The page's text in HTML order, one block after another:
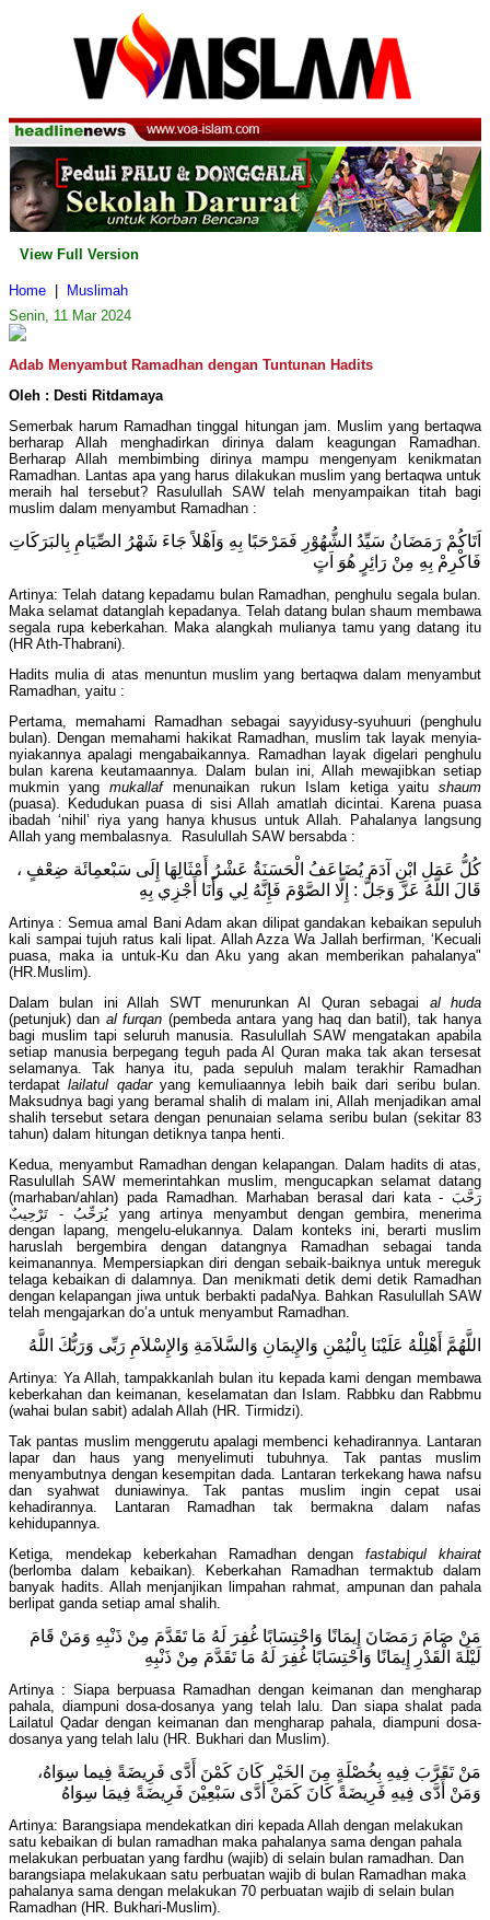
View Full Version
Home
Muslimah
Senin, 11 Mar 2024
Adab Menyambut Ramadhan dengan Tuntunan Hadits
Oleh : Desti Ritdamaya
Semerbak harum Ramadhan tinggal hitungan jam. Muslim yang bertaqwa
berharap Allah menghadirkan dirinya dalam keagungan Ramadhan.
Berharap Allah membimbing dirinya mampu mengenyam kenikmatan
Ramadhan. Lantas apa yang harus dilakukan muslim yang bertaqwa untuk
meraih hal tersebut? Rasulullah SAW telah menyampaikan titah bagi
muslim dalam menyambut Ramadhan :
اَتَاكُمْ رَمَضَانُ سَيِّدُ الشُّهُوْرِ فَمَرْحَبًا بِهِ وَاَهْلاً جَاءَ شَهْرُ الصِّيَامِ بِالبَرَكَاتِ
فَاكْرِمْ بِهِ مِنْ رَائِرٍ هُوَ اَتٍ
Artinya: Telah datang kepadamu bulan Ramadhan, penghulu segala bulan.
Maka selamat datanglah kepadanya. Telah datang bulan shaum membawa
segala rupa keberkahan. Maka alangkah mulianya tamu yang datang itu
(HR Ath-Thabrani).
Hadits mulia di atas menuntun muslim yang bertaqwa dalam menyambut
Ramadhan, yaitu :
Pertama, memahami Ramadhan sebagai sayyidusy-syuhuuri (penghulu
bulan). Dengan memahami hakikat Ramadhan, muslim tak layak menyia-
nyiakannya apalagi mengabaikannya. Ramadhan layak digelari penghulu
bulan karena keutamaannya. Dalam bulan ini, Allah mewajibkan setiap
mukmin yangmukallafmenunaikan rukun Islam ketiga yaitu shaum
(puasa). Kedudukan puasa di sisi Allah amatlah dicintai. Karena puasa
ibadah ‘nihil’ riya yang hanya khusus untuk Allah. Pahalanya langsung
Allah yang membalasnya. Rasulullah SAW bersabda :
كُلُّ عَمَلِ ابْنِ آدَمَ يُضَاعَفُ الْحَسَنَةُ عَشْرُ أَمْثَالِهَا إِلَى سَبْعمِائَة ضِعْفٍ ،
قَالَ اللَّهُ عَزَّ وَجَلَّ : إِلَّا الصَّوْمَ فَإِنَّهُ لِي وَأَنَا أَجْزِي بِهِ
Artinya : Semua amal Bani Adam akan dilipat gandakan kebaikan sepuluh
kali sampai tujuh ratus kali lipat. Allah Azza Wa Jallah berfirman, ‘Kecuali
puasa, maka ia untuk-Ku dan Aku yang akan memberikan pahalanya"
(HR.Muslim).
Dalam bulan ini Allah SWT menurunkan Al Quran sebagai al huda
(petunjuk) dan al furqan (pembeda antara yang haq dan batil), tak hanya
bagi muslim tapi seluruh manusia. Rasulullah SAW mengatakan apabila
setiap manusia berpegang teguh pada Al Quran maka tak akan tersesat
selamanya. Tak hanya itu, pada sepuluh malam terakhir Ramadhan
terdapatlailatul qadaryang kemuliaannya lebih baik dari seribu bulan.
Maksudnya bagi yang beramal shalih di malam ini, Allah menjadikan amal
shalih tersebut setara dengan penunaian selama seribu bulan (sekitar 83
tahun) dalam hitungan detiknya tanpa henti.
Kedua, menyambut Ramadhan dengan kelapangan. Dalam hadits di atas,
Rasulullah SAW memerintahkan muslim, mengucapkan selamat datang
(marhaban/ahlan) pada Ramadhan. Marhaban berasal dari kata رَحَّبَ -
يُرَحِّبُ - تَرْحِيبٌ yang artinya menyambut dengan gembira, menerima
dengan lapang, mengelu-elukannya. Dalam konteks ini, berarti muslim
haruslah bergembira dengan datangnya Ramadhan sebagai tanda
keimanannya. Mempersiapkan diri dengan sebaik-baiknya untuk mereguk
telaga kebaikan di dalamnya. Dan menikmati detik demi detik Ramadhan
dengan kelapangan jiwa untuk berbakti padaNya. Bahkan Rasulullah SAW
telah mengajarkan do’a untuk menyambut Ramadhan.
اللَّهُمَّ أَهْلِلْهُ عَلَيْنَا بِالْيُمْنِ وَالإِيمَانِ وَالسَّلاَمَةِ وَالإِسْلاَمِ رَبِّى وَرَبُّكَ اللَّهُ
Artinya: Ya Allah, tampakkanlah bulan itu kepada kami dengan membawa
keberkahan dan keimanan, keselamatan dan Islam. Rabbku dan Rabbmu
(wahai bulan sabit) adalah Allah (HR. Tirmidzi).
Tak pantas muslim menggerutu apalagi membenci kehadirannya. Lantaran
lapar dan haus yang menyelimuti tubuhnya. Tak pantas muslim
menyambutnya dengan kesempitan dada. Lantaran terkekang hawa nafsu
dan syahwat duniawinya. Tak pantas muslim ingin cepat usai
kehadirannya. Lantaran Ramadhan tak bermakna dalam nafas
kehidupannya.
Ketiga, mendekap keberkahan Ramadhan denganfastabiqul khairat
(berlomba dalam kebaikan). Keberkahan Ramadhan termaktub dalam
banyak hadits. Allah menjanjikan limpahan rahmat, ampunan dan pahala
berlipat ganda setiap amal shalih.
مَنْ صَامَ رَمَضَانَ إِيمَانًا وَاحْتِسَابًا غُفِرَ لَهُ مَا تَقَدَّمَ مِنْ ذَنْبِهِ وَمَنْ قَامَ
لَيْلَةَ الْقَدْرِ إِيمَانًا وَاحْتِسَابًا غُفِرَ لَهُ مَا تَقَدَّمَ مِنْ ذَنْبِهِ
Artinya : Siapa berpuasa Ramadhan dengan keimanan dan mengharap
pahala, diampuni dosa-dosanya yang telah lalu. Dan siapa shalat pada
Lailatul Qadar dengan keimanan dan mengharap pahala, diampuni dosa-
dosanya yang telah lalu (HR. Bukhari dan Muslim).
مَنْ تَقَرَّبَ فِيهِ بِخُصْلَةٍ مِنَ الخَيْرِ كَانَ كَمْنَ أَدَّى فَرِيضَةً فِيما سِوَاهُ،
وَمَنْ أَدَّى فِيهِ فَرِيضَةً كَانَ كَمَنْ أدَّى سَبْعِيْنَ فَرِيضَةً فِيمَا سِوَاهُ
Artinya: Barangsiapa mendekatkan diri kepada Allah dengan melakukan
satu kebaikan di bulan ramadhan maka pahalanya sama dengan pahala
melakukan perbuatan yang fardhu (wajib) di selain bulan ramadhan. Dan
barangsiapa melakukaan satu perbuatan wajib di bulan Ramadhan maka
pahalanya sama dengan melakukan 70 perbuatan wajib di selain bulan
Ramadhan (HR. Bukhari-Muslim).